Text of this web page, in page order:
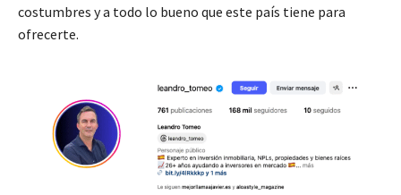
costumbres y a todo lo bueno que este país tiene para
ofrecerte.